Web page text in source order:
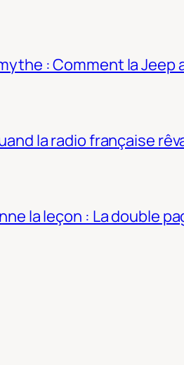
: Comment la
la radio française
la leçon : La double